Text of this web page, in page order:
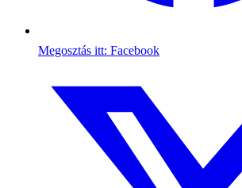
Megosztás itt: Facebook